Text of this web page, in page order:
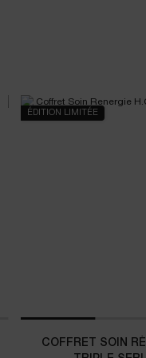
ÉDITION LIMITÉE
COFFRET SOIN